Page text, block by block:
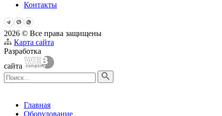
Контакты
2026 © Все права защищены
Карта сайта
Разработка
сайта
Главная
Оборудование